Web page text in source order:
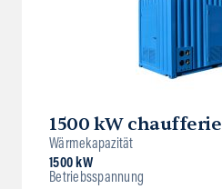
1500 kW chaufferie
Wärmekapazität
1500 kW
Betriebsspannung